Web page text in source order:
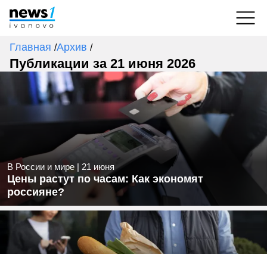
Главная /Архив /
Публикации за 21 июня 2026
В России и мире | 21 июня
Цены растут по часам: Как экономят
россияне?